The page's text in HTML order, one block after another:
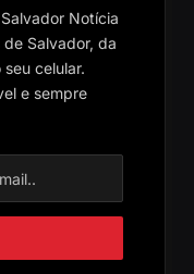
Notícia
Salvador, da
celular.
e sempre